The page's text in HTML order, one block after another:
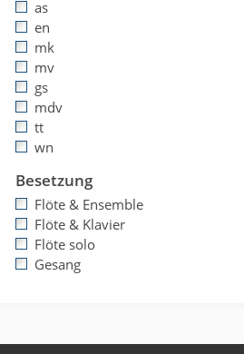
as
en
mk
mv
gs
mdv
tt
wn
Besetzung
Flöte & Ensemble
Flöte & Klavier
Flöte solo
Gesang